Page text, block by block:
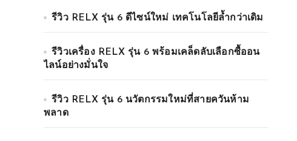
รีวิว RELX รุ่น 6 ดีไซน์ใหม่ เทคโนโลยีล้ำกว่าเดิม
รีวิวเครื่อง RELX รุ่น 6 พร้อมเคล็ดลับเลือกซื้ออน
ไลน์อย่างมั่นใจ
รีวิว RELX รุ่น 6 นวัตกรรมใหม่ที่สายควันห้าม
พลาด